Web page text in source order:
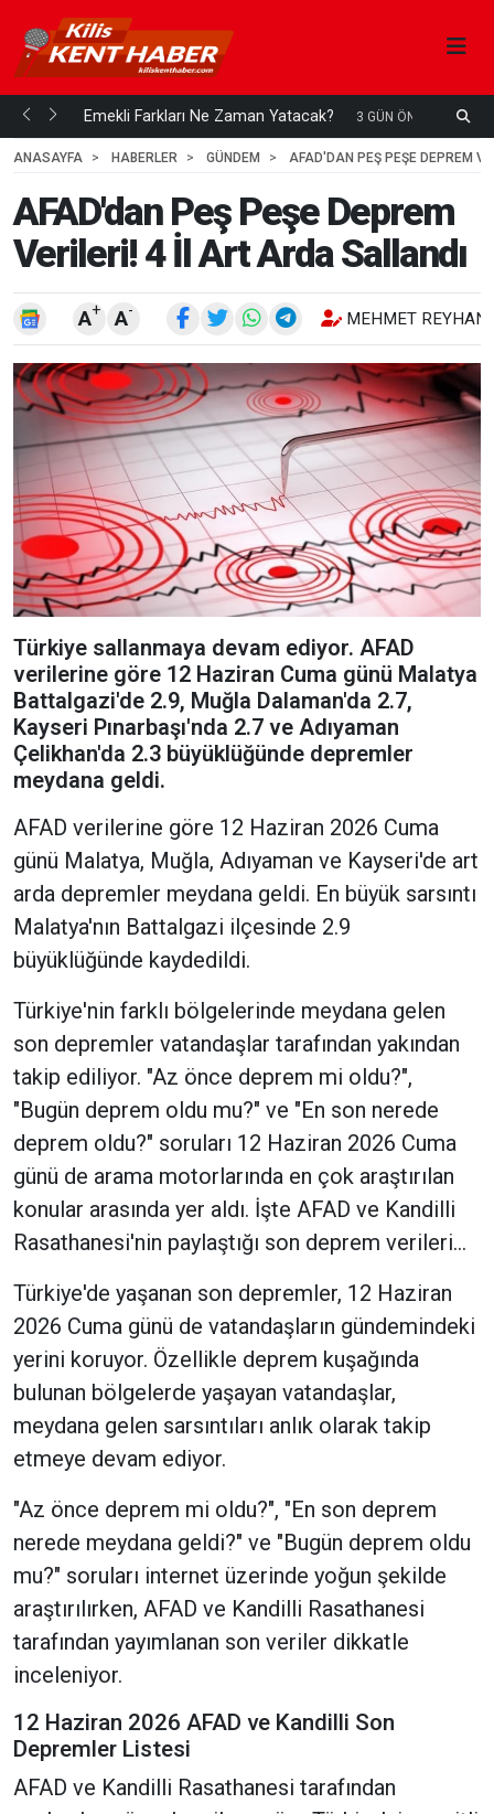
mi... Emekli Farkları Ne Zaman Yatacak? 3 GÜN ÖNCE
ANASAYFA
HABERLER GÜNDEM AFAD'DAN PEŞ PEŞE DEPREM
AFAD'dan Peş Peşe Deprem
Verileri! 4 İl Art Arda Sallandı
A+ A- MEHMET
Türkiye sallanmaya devam ediyor. AFAD
verilerine göre 12 Haziran Cuma günü Malatya
Battalgazi'de 2.9, Muğla Dalaman'da 2.7,
Kayseri Pınarbaşı'nda 2.7 ve Adıyaman
Çelikhan'da 2.3 büyüklüğünde depremler
meydana geldi.
AFAD verilerine göre 12 Haziran 2026 Cuma
günü Malatya, Muğla, Adıyaman ve Kayseri'de art
arda depremler meydana geldi. En büyük sarsıntı
Malatya'nın Battalgazi ilçesinde 2.9
büyüklüğünde kaydedildi.
Türkiye'nin farklı bölgelerinde meydana gelen
son depremler vatandaşlar tarafından yakından
takip ediliyor. "Az önce deprem mi oldu?",
"Bugün deprem oldu mu?" ve "En son nerede
deprem oldu?" soruları 12 Haziran 2026 Cuma
günü de arama motorlarında en çok araştırılan
konular arasında yer aldı. İşte AFAD ve Kandilli
Rasathanesi'nin paylaştığı son deprem verileri...
Türkiye'de yaşanan son depremler, 12 Haziran
2026 Cuma günü de vatandaşların gündemindeki
yerini koruyor. Özellikle deprem kuşağında
bulunan bölgelerde yaşayan vatandaşlar,
meydana gelen sarsıntıları anlık olarak takip
etmeye devam ediyor.
"Az önce deprem mi oldu?", "En son deprem
nerede meydana geldi?" ve "Bugün deprem oldu
mu?" soruları internet üzerinde yoğun şekilde
araştırılırken, AFAD ve Kandilli Rasathanesi
tarafından yayımlanan son veriler dikkatle
inceleniyor.
12 Haziran 2026 AFAD ve Kandilli Son
Depremler Listesi
AFAD ve Kandilli Rasathanesi tarafından